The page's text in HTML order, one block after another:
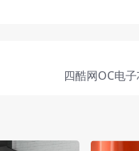
四酷网OC电